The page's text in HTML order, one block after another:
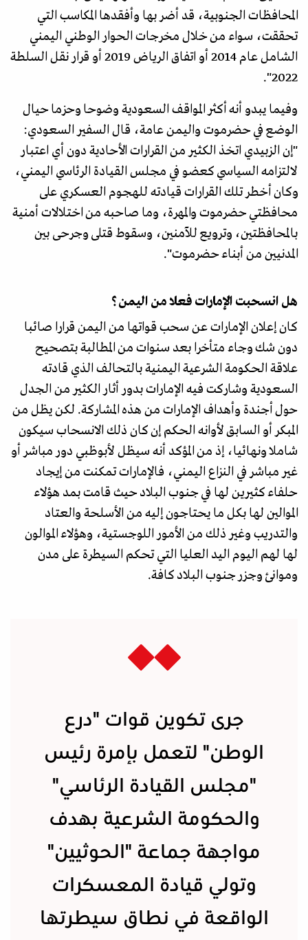
المحافظات الجنوبية، قد أضر بها وأفقدها المكاسب التي
تحققت، سواء من خلال مخرجات الحوار الوطني اليمني
الشامل عام 2014 أو اتفاق الرياض 2019 أو قرار نقل السلطة
2022".
وفيما يبدو أنه أكثر المواقف السعودية وضوحا وحزما حيال
الوضع في حضرموت واليمن عامة، قال السفير السعودي:
"إن الزبيدي اتخذ الكثير من القرارات الأحادية دون أي اعتبار
لالتزامه السياسي كعضو في مجلس القيادة الرئاسي اليمني،
وكان أخطر تلك القرارات قيادته للهجوم العسكري على
محافظتي حضرموت والمهرة، وما صاحبه من اختلالات أمنية
بالمحافظتين، وترويع للآمنين، وسقوط قتلى وجرحى بين
المدنيين من أبناء حضرموت".
هل انسحبت الإمارات فعلا من اليمن؟
‏كان إعلان الإمارات عن سحب قواتها من اليمن قرارا صائبا
دون شك وجاء متأخرا بعد سنوات من المطالبة بتصحيح
علاقة الحكومة الشرعية اليمنية بالتحالف الذي قادته
السعودية وشاركت فيه الإمارات بدور أثار الكثير من الجدل
حول أجندة وأهداف الإمارات من هذه المشاركة. لكن يظل من
المبكر أو السابق لأوانه الحكم إن كان ذلك الانسحاب سيكون
شاملا ونهائيا، إذ من المؤكد أنه سيظل لأبوظبي دور مباشر أو
غير مباشر في النزاع اليمني، فالإمارات تمكنت من إيجاد
حلفاء كثيرين لها في جنوب البلاد حيث قامت بمد هؤلاء
الموالين لها بكل ما يحتاجون إليه من الأسلحة والعتاد
والتدريب وغير ذلك من الأمور اللوجستية، وهؤلاء الموالون
لها لهم اليوم اليد العليا التي تحكم السيطرة على مدن
وموانئ وجزر جنوب البلاد كافة.
جرى تكوين قوات "درع
الوطن" لتعمل بإمرة رئيس
"مجلس القيادة الرئاسي"
والحكومة الشرعية بهدف
مواجهة جماعة "الحوثيين"
وتولي قيادة المعسكرات
الواقعة في نطاق سيطرتها